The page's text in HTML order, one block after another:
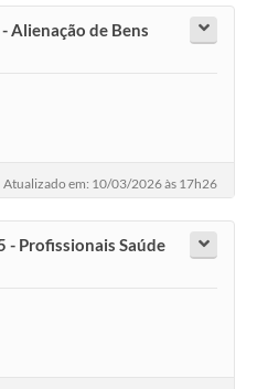
Alienação de Bens
Atualizado em: 10/03/2026 às 17h26
- Profissionais Saúde